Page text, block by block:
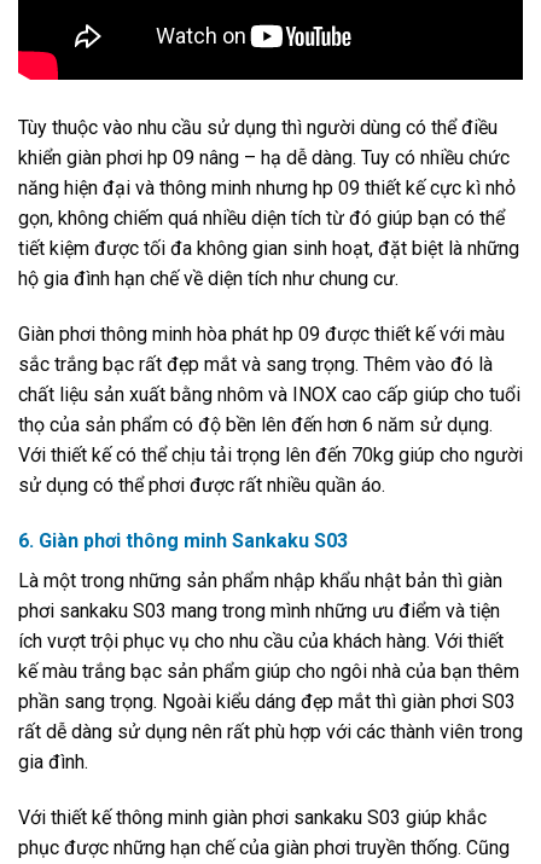
Tùy thuộc vào nhu cầu sử dụng thì người dùng có thể điều
khiển giàn phơi hp 09 nâng – hạ dễ dàng. Tuy có nhiều chức
năng hiện đại và thông minh nhưng hp 09 thiết kế cực kì nhỏ
gọn, không chiếm quá nhiều diện tích từ đó giúp bạn có thể
tiết kiệm được tối đa không gian sinh hoạt, đặt biệt là những
hộ gia đình hạn chế về diện tích như chung cư.
Giàn phơi thông minh hòa phát hp 09 được thiết kế với màu
sắc trắng bạc rất đẹp mắt và sang trọng. Thêm vào đó là
chất liệu sản xuất bằng nhôm và INOX cao cấp giúp cho tuổi
thọ của sản phẩm có độ bền lên đến hơn 6 năm sử dụng.
Với thiết kế có thể chịu tải trọng lên đến 70kg giúp cho người
sử dụng có thể phơi được rất nhiều quần áo.
6. Giàn phơi thông minh Sankaku S03
Là một trong những sản phẩm nhập khẩu nhật bản thì giàn
phơi sankaku S03 mang trong mình những ưu điểm và tiện
ích vượt trội phục vụ cho nhu cầu của khách hàng. Với thiết
kế màu trắng bạc sản phẩm giúp cho ngôi nhà của bạn thêm
phần sang trọng. Ngoài kiểu dáng đẹp mắt thì giàn phơi S03
rất dễ dàng sử dụng nên rất phù hợp với các thành viên trong
gia đình.
Với thiết kế thông minh giàn phơi sankaku S03 giúp khắc
phục được những hạn chế của giàn phơi truyền thống. Cũng